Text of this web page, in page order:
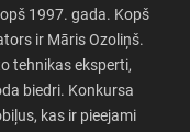
1997. gada. Kopš
ir Māris Ozoliņš.
tehnikas eksperti,
biedri. Konkursa
kas ir pieejami